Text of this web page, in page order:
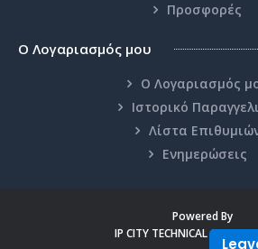
Προσφορές
Ο Λογαριασμός μου
Ο Λογαριασμός
Ιστορικό
Λίστα
Ενημερώσεις
Powered By
IP CITY TECHNICAL